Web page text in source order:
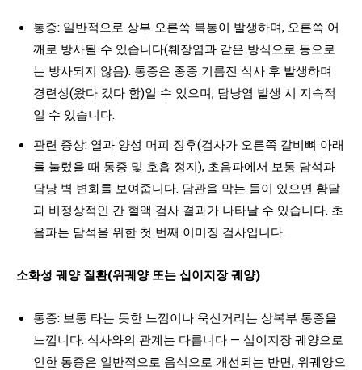
통증: 일반적으로 상부 오른쪽 복통이 발생하며, 오른쪽 어
깨로 방사될 수 있습니다(췌장염과 같은 방식으로 등으로
는 방사되지 않음). 통증은 종종 기름진 식사 후 발생하며
경련성(왔다 갔다 함)일 수 있으며, 담낭염 발생 시 지속적
일 수 있습니다.
관련 증상: 열과 양성 머피 징후(검사가 오른쪽 갈비뼈 아래
를 눌렀을 때 통증 및 호흡 정지), 초음파에서 보통 담석과
담낭 벽 변화를 보여줍니다. 담관을 막는 돌이 있으면 황달
과 비정상적인 간 혈액 검사 결과가 나타날 수 있습니다. 초
음파는 담석을 위한 첫 번째 이미징 검사입니다.
소화성 궤양 질환(위궤양 또는 십이지장 궤양)
통증: 보통 타는 듯한 느낌이나 욱신거리는 상복부 통증을
느낍니다. 식사와의 관계는 다릅니다 — 십이지장 궤양으로
인한 통증은 일반적으로 음식으로 개선되는 반면, 위궤양으